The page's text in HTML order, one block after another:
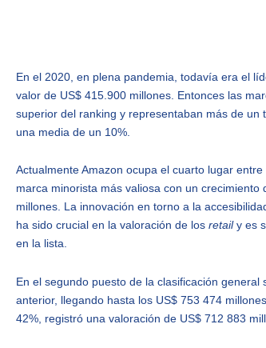
En el 2020, en plena pandemia, todavía era el
valor de US$ 415.900 millones. Entonces las
superior del ranking y representaban más de
una media de un 10%.
Actualmente Amazon ocupa el cuarto lugar
marca minorista más valiosa con un
millones. La innovación en torno a la
ha sido crucial en la valoración de los retaily es
en la lista.
En el segundo puesto de la clasificación
anterior, llegando hasta los US$ 753 474
42%, registró una valoración de US$ 712 883